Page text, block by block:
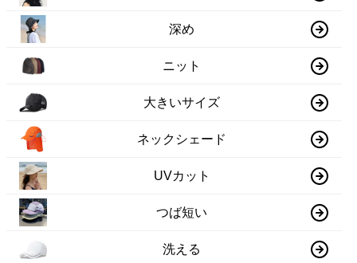
深め
ニット
大きいサイズ
ネックシェード
UVカット
つば短い
洗える